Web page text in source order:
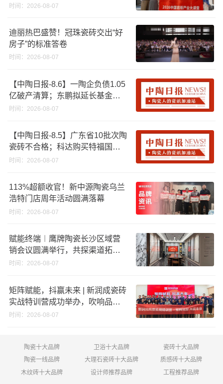
时间：2026-08-07
迪丽热巴盛赞！冠珠瓷砖交出“好
房子”的标准答卷
时间：2026-08-07
【中陶日报-8.6】一陶企负债1.05
亿破产清算；东鹏拟延长基金投
资期限；工信部开展建陶行业能
时间：2026-08-07
【中陶日报-8.5】广东省10批次陶
瓷砖不合格；科达购买特福国际
股份申请未通过；蒙娜丽莎5千万
破18亿元
时间：2026-08-07
113%超额收官！新中源陶瓷乌兰
浩特门店周年活动圆满落幕
时间：2026-08-07
赋能终端︱鹰牌陶瓷长沙区域营
销会议圆满举行，共探渠道拓展
与门店升级新路径
时间：2026-08-07
矩阵赋能，抖赢未来 | 新润成瓷砖
实战特训营成功举办，吹响品牌
秋季营销冲锋号！
时间：2026-08-07
陶瓷十大品牌 卫浴十大品牌
瓷砖十大品牌
陶瓷一线品牌
大理石瓷砖十大品牌
质感砖十大品牌
木纹砖十大品牌
设计师推荐品牌 工程推荐品牌